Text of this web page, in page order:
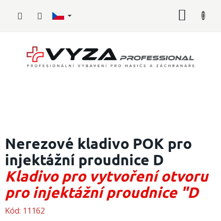
Požární
sport
Zdravotnické
vybavení
Nerezové kladivo POK pro
injektážní proudnice D
Kladivo pro vytvoření otvoru
pro injektážní proudnice "D
Kód: 11162